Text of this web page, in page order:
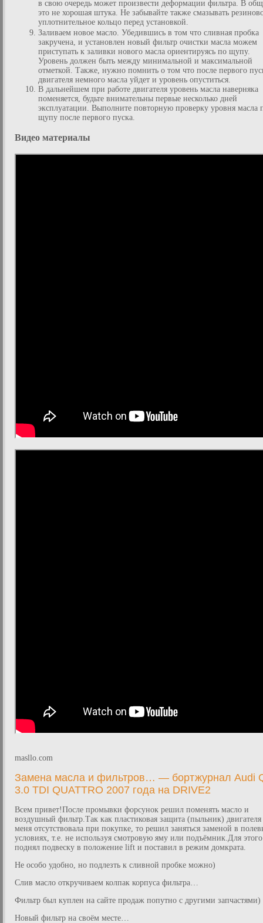
в свою очередь может произвести деформации фильтра. В
это не хорошая штука. Не забывайте также смазывать
уплотнительное кольцо перед установкой.
Заливаем новое масло. Убедившись в том что сливная пробка
закручена, и установлен новый фильтр очистки масла можем
приступать к заливки нового масла ориентируясь по щупу.
Уровень должен быть между минимальной и максимальной
отметкой. Также, нужно помнить о том что после первого
двигателя немного масла уйдет и уровень опуститься.
В дальнейшем при работе двигателя уровень масла наверняка
поменяется, будьте внимательны первые несколько дней
эксплуатации. Выполните повторную проверку уровня масла
щупу после первого пуска.
Видео материалы
masllo.com
Замена масла и фильтров… — бортжурнал Audi
3.0 TDI QUATTRO 2007 года на DRIVE2
Всем привет!После промывки форсунок решил поменять масло и
воздушный фильтр.Так как пластиковая защита (пыльник) двигателя
меня отсутствовала при покупке, то решил заняться заменой в
условиях, т.е. не используя смотровую яму или подъёмник.Для этого
поднял подвеску в положение lift и поставил в режим домкрата.
Не особо удобно, но подлезть к сливной пробке можно)
Слив масло откручиваем колпак корпуса фильтра…
Фильтр был куплен на сайте продаж попутно с другими запчастями)
Новый фильтр на своём месте…